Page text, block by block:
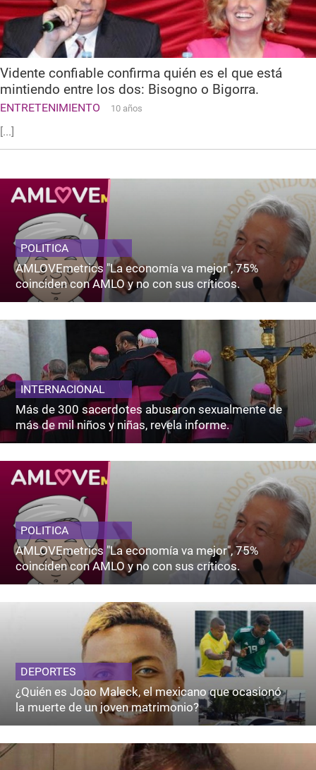
Vidente confiable confirma quién es el que está
mintiendo entre los dos: Bisogno o Bigorra.
ENTRETENIMIENTO 10 años
[...]
POLITICA
AMLOVEmetrics "La economía va mejor", 75%
coinciden con AMLO y no con sus críticos.
INTERNACIONAL
Más de 300 sacerdotes abusaron sexualmente de
más de mil niños y niñas, revela informe.
POLITICA
AMLOVEmetrics "La economía va mejor", 75%
coinciden con AMLO y no con sus críticos.
DEPORTES
¿Quién es Joao Maleck, el mexicano que ocasionó
la muerte de un joven matrimonio?